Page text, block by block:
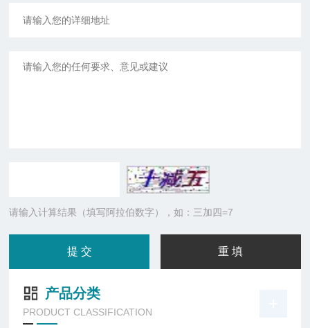
请输入计算结果（填写阿拉伯数字），如：三加四=7
产品分类
PRODUCT CLASSIFICATION